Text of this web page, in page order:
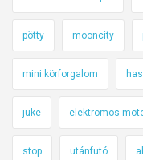
pötty mooncity
mini körforgalom
juke elektromos
stop utánfutó